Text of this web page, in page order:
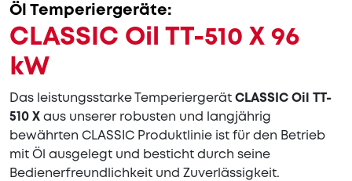
Öl Temperiergeräte:
CLASSIC Oil TT-510 X 96
kW
Das leistungsstarke Temperiergerät CLASSIC Oil TT-
510 X aus unserer robusten und langjährig
bewährten CLASSIC Produktlinie ist für den Betrieb
mit Öl ausgelegt und besticht durch seine
Bedienerfreundlichkeit und Zuverlässigkeit.